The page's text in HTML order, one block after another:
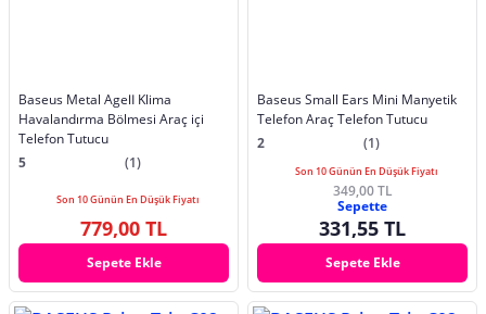
Baseus Metal AgeⅡ Klima
Havalandırma Bölmesi Araç içi
Telefon Tutucu
5
(1)
Son 10 Günün En Düşük Fiyatı
779,00 TL
Sepete Ekle
Baseus Small Ears Mini Manyetik
Telefon Araç Telefon Tutucu
2
(1)
Son 10 Günün En Düşük Fiyatı
349,00 TL
Sepette
331,55 TL
Sepete Ekle